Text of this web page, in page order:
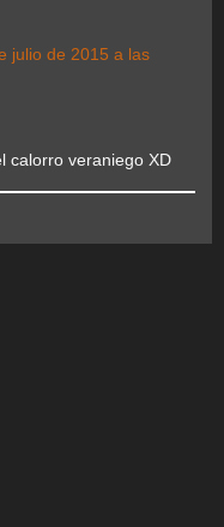
julio de 2015 a las
calorro veraniego XD